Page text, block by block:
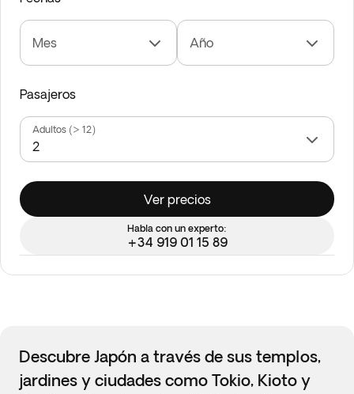
Mes Año
Pasajeros
Adultos (> 12)
Ver precios
Habla con un experto:
+34 919 01 15 89
Descubre Japón a través de sus templos,
jardines y ciudades como Tokio, Kioto y